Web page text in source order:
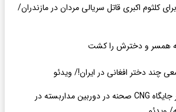
کلثوم اکبری قاتل سریالی مردان در مازندران/
همسر و دخترش را کشت
چند دختر افغانی در ایران!/ ویدئو
لحظه انفجار در جایگاه CNG صحنه در دوربین مداربسته در